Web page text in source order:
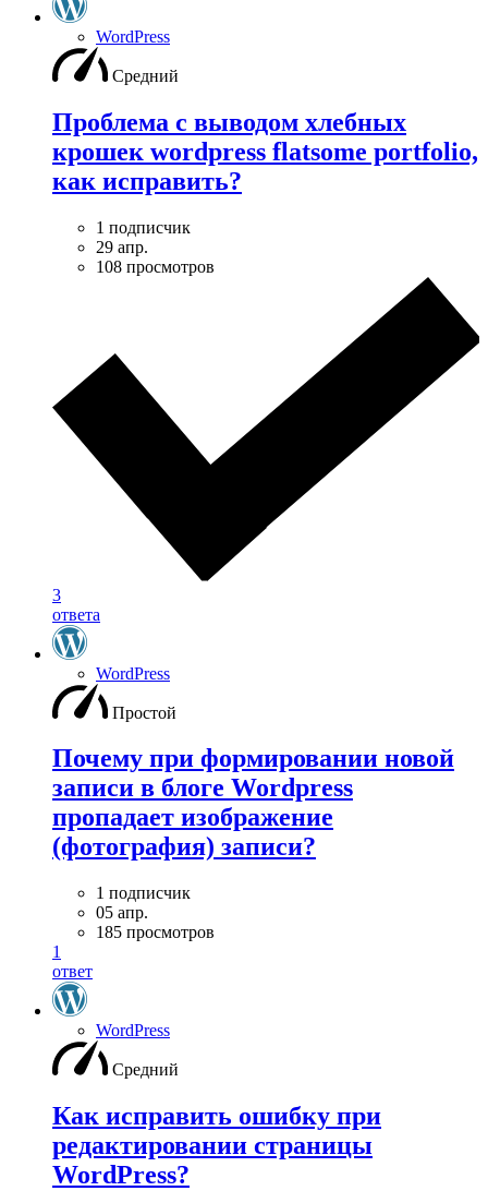
WordPress
Средний
Проблема с выводом хлебных
крошек wordpress flatsome portfolio,
как исправить?
1 подписчик
29 апр.
108 просмотров
3
ответа
WordPress
Простой
Почему при формировании новой
записи в блоге Wordpress
пропадает изображение
(фотография) записи?
1 подписчик
05 апр.
185 просмотров
1
ответ
WordPress
Средний
Как исправить ошибку при
редактировании страницы
WordPress?